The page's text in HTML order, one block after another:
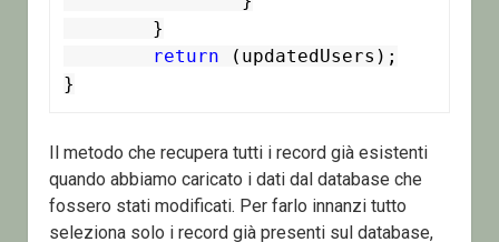
return (updatedUsers);
}
Il metodo che recupera tutti i record già esistenti
quando abbiamo caricato i dati dal database che
fossero stati modificati. Per farlo innanzi tutto
seleziona solo i record già presenti sul database,